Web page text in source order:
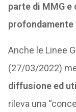
parte di MMG
profondamente
Anche le Linee
(27/03/2022)
diffusione ed
rileva una